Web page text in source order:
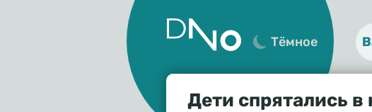
Тёмное
Дети спрятались в